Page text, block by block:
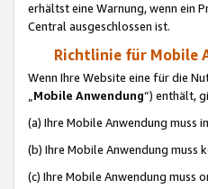
erhältst eine Warnung, wenn ein
Central ausgeschlossen ist.
Richtlinie für Mobile
Wenn Ihre Website eine für die
„Mobile Anwendung“) enthält,
(a) Ihre Mobile Anwendung
(b) Ihre Mobile Anwendung
(c) Ihre Mobile Anwendung muss